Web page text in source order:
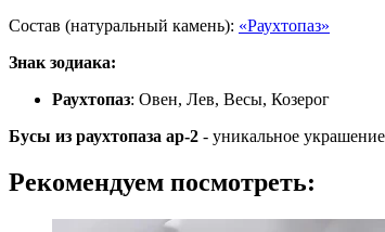
Состав (натуральный камень): «Раухтопаз»
Знак зодиака:
Раухтопаз: Овен, Лев, Весы, Козерог
Бусы из раухтопаза ар-2 - уникальное
Рекомендуем посмотреть: